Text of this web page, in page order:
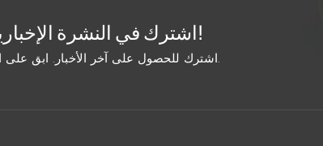
اشترك في النشرة الإخبارية المجانية!
اشترك للحصول على آخر الأخبار. ابق على اطلاع بأحدث الاتجاهات.